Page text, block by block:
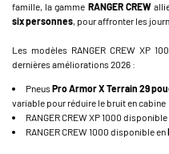
famille, la gamme RANGER CREW
six personnes, pour affronter les
Les modèles RANGER CREW XP
dernières améliorations 2026 :
PneusPro Armor X Terrain 29
variable pour réduire le bruit en cabine
RANGER CREW XP 1000 disponible
RANGER CREW 1000 disponible en